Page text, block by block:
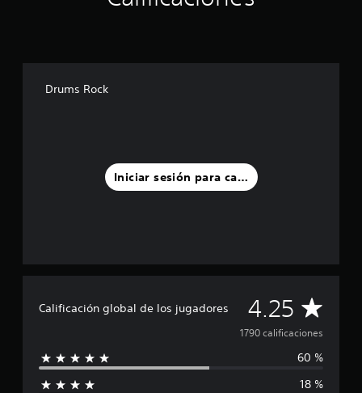
Drums Rock
Iniciar sesión para calificar
Calificación global de los jugadores 4.25 C
a
l
1790 calificaciones
60 %
18 %